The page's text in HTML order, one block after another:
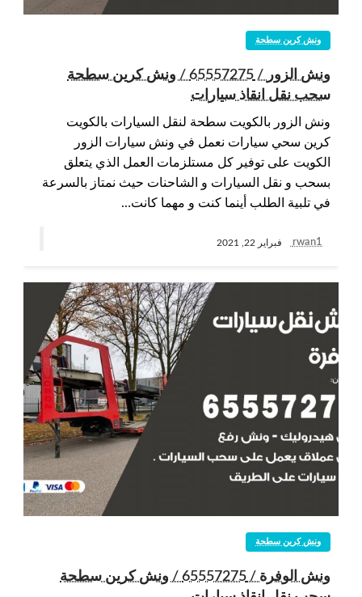
ونش كرين سطحة
ونش الزور / 65557275 / ونش كرين سطحة
سحب نقل انقاذ سيارات
ونش الزور بالكويت سطحة لنقل السيارات بالكويت
كرين سحي سيارات نعمل في ونش سيارات الزور
الكويت على توفير كل مستلزمات العمل الذي يتعلق
بسحب و نقل السيارات و الشاحنات حيث نمتاز بالسرعة
في تلبية الطلب أينما كنت و مهما كانت…
rwan1 فبراير 22, 2021
ونش كرين سطحة
ونش الوفرة / 65557275 / ونش كرين سطحة